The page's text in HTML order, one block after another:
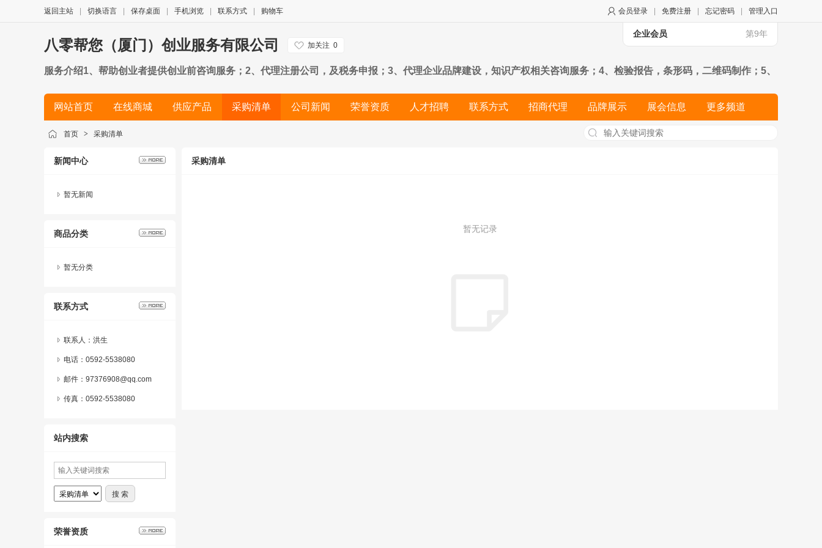
会员登录 免费注册 忘记密码 管理入口
返回主站 切换语言 保存桌面 手机浏览 联系方式 购物车
企业会员 第9年
八零帮您（厦门）创业服务有限公司 加关注 0
服务介绍1、帮助创业者提供创业前咨询服务；2、代理注册公司，及税务申报；3、代理企业品牌建设，知识产权相关咨询服务；4、检验报告，条形码，二维码制作；5、
9、企业法律顾问。
网站首页 在线商城 供应产品 采购清单 公司新闻 荣誉资质 人才招聘 联系方式 招商代理 品牌展示 展会信息 更多频道
简历
首页 > 采购清单
新闻中心
暂无新闻
商品分类
暂无分类
联系方式
联系人：洪生
电话：0592-5538080
邮件：97376908@qq.com
传真：0592-5538080
站内搜索
荣誉资质
采购清单
暂无记录